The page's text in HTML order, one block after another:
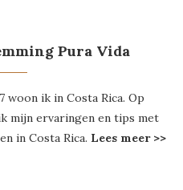
Pura Vida
woon ik in Costa Rica. Op
mijn ervaringen en tips met
in Costa Rica. Lees meer >>